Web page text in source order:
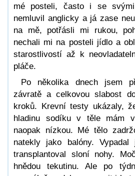
mé posteli, často i se
nemluvil anglicky a já zase
na mě, potřásli mi rukou,
nechali mi na posteli jídlo a
starostlivostí až k
pláče.
Po několika dnech jsem
závratě a celkovou slabost
kroků. Krevní testy ukázaly,
hladinu sodíku v těle mám
naopak nízkou. Mé tělo
natekly jako balóny.
transplantoval sloní nohy.
hnědou tekutinu. Ale po